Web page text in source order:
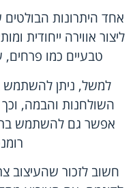
אחד היתרונות
ליצור אווירה ייחודית
טבעיים כמו פרחים,
למשל, ניתן להשתמש
השולחנות והבמה,
אפשר גם להשתמש
חשוב לזכור שהעיצוב